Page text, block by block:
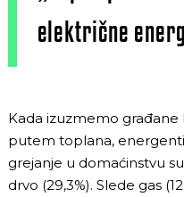
električne
Kada izuzmemo građane
putem toplana,
grejanje u domaćinstvu
drvo (29,3%). Slede gas